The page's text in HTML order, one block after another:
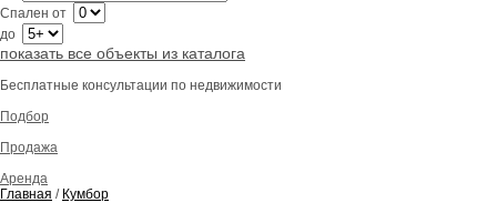
Спален от
до
показать все объекты из каталога
Бесплатные консультации по недвижимости
Подбор
Продажа
Аренда
Главная / Кумбор